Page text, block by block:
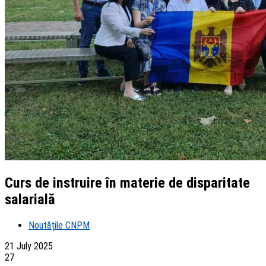
Curs de instruire în materie de disparitate
salarială
Noutățile CNPM
21 July 2025
27